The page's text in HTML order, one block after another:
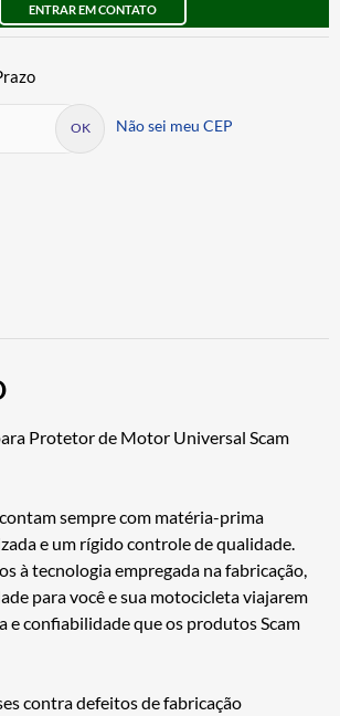
ENTRAR EM CONTATO
Não sei meu CEP
Protetor de Motor Universal Scam
sempre com matéria-prima
e um rígido controle de qualidade.
à tecnologia empregada na fabricação,
para você e sua motocicleta viajarem
e confiabilidade que os produtos Scam
contra defeitos de fabricação